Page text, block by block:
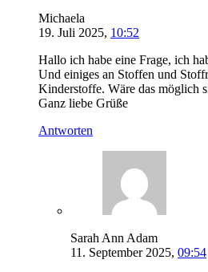
Michaela
19. Juli 2025, 10:52
Hallo ich habe eine Frage, ich
Und einiges an Stoffen und
Kinderstoffe. Wäre das möglich
Ganz liebe Grüße
Antworten
Sarah Ann Adam
11. September 2025, 09:54